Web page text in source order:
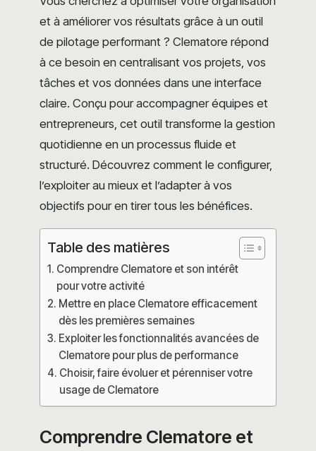
et à améliorer vos résultats grâce à un outil
de pilotage performant ? Clematore répond
à ce besoin en centralisant vos projets, vos
tâches et vos données dans une interface
claire. Conçu pour accompagner équipes et
entrepreneurs, cet outil transforme la gestion
quotidienne en un processus fluide et
structuré. Découvrez comment le configurer,
l’exploiter au mieux et l’adapter à vos
objectifs pour en tirer tous les bénéfices.
Table des matières
Comprendre Clematore et son intérêt
pour votre activité
Mettre en place Clematore efficacement
dès les premières semaines
Exploiter les fonctionnalités avancées de
Clematore pour plus de performance
Choisir, faire évoluer et pérenniser votre
usage de Clematore
Comprendre Clematore et